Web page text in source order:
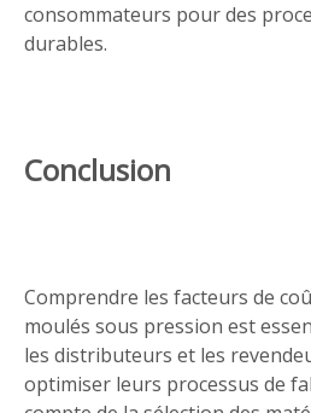
consommateurs pour des
durables.
Conclusion
Comprendre les facteurs de
moulés sous pression est
les distributeurs et les
optimiser leurs processus de